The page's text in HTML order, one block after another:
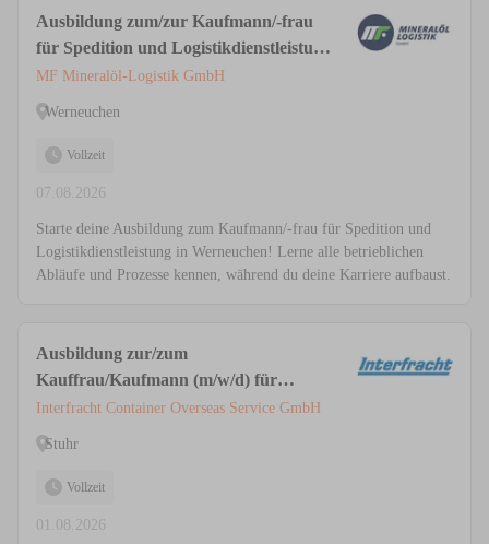
Ausbildung zum/zur Kaufmann/-frau
für Spedition und Logistikdienstleistung
(m/w/d)
MF Mineralöl-Logistik GmbH
Werneuchen
Vollzeit
07.08.2026
Starte deine Ausbildung zum Kaufmann/-frau für Spedition und
Logistikdienstleistung in Werneuchen! Lerne alle betrieblichen
Abläufe und Prozesse kennen, während du deine Karriere aufbaust.
Ausbildung zur/zum
Kauffrau/Kaufmann (m/w/d) für
Spedition und Logistikdienstleistung
Interfracht Container Overseas Service GmbH
Stuhr
Vollzeit
01.08.2026